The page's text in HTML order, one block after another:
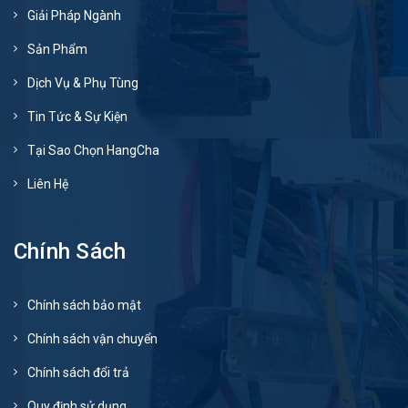
Giải Pháp Ngành
Sản Phẩm
Dịch Vụ & Phụ Tùng
Tin Tức & Sự Kiện
Tại Sao Chọn HangCha
Liên Hệ
Chính Sách
Chính sách bảo mật
Chính sách vận chuyển
Chính sách đổi trả